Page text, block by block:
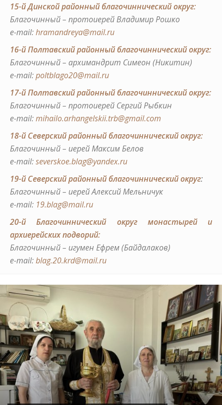
15-й Динской районный благочиннический округ:
Благочинный – протоиерей Владимир Рошко
е-mail:hramandreya@mail.ru
16-й Полтавский районный благочиннический округ:
Благочинный – архимандрит Симеон (Никитин)
е-mail:poltblago20@mail.ru
17-й Полтавский районный благочиннический округ:
Благочинный – протоиерей Сергий Рыбкин
е-mail:mihailo.arhangelskii.trb@gmail.com
18-й Северский районный благочиннический округ:
Благочинный – иерей Максим Белов
е-mail:severskoe.blag@yandex.ru
19-й Северский районный благочиннический округ:
Благочинный – иерей Алексий Мельничук
е-mail: 19.blag@mail.ru
20-й Благочиннический округ монастырей и
архиерейских подворий:
Благочинный – игумен Ефрем (Байдалаков)
е-mail:blag.20.krd@mail.ru